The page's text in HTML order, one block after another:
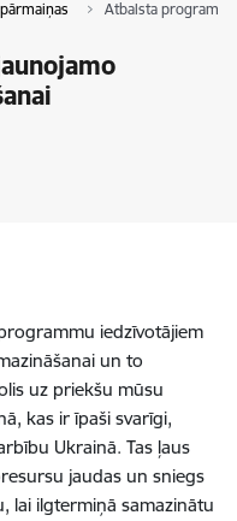
Atbalsta
iedzīvotājiem
un to
uz priekšu mūsu
kas ir īpaši svarīgi,
Ukrainā. Tas ļaus
jaudas un sniegs
lai ilgtermiņā samazinātu